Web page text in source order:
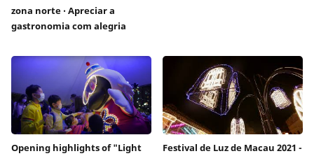
zona norte ‧ Apreciar a
gastronomia com alegria
Opening highlights of "Light
Festival de Luz de Macau 2021 -